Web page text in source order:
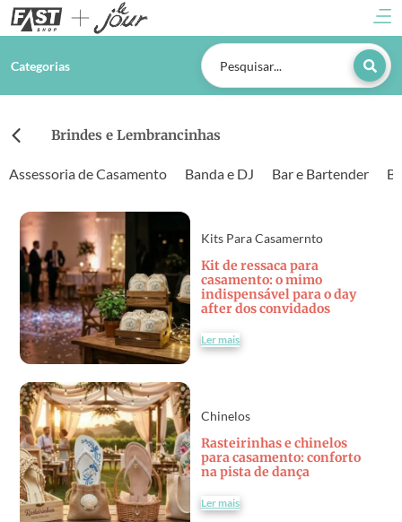
Categorias
Brindes e Lembrancinhas
Assessoria de Casamento Banda e DJ Bar e Bartender
Kits Para Casamernto
Kit de ressaca para
casamento: o mimo
indispensável para o day
after dos convidados
Ler mais
Chinelos
Rasteirinhas e chinelos
para casamento: conforto
na pista de dança
Ler mais